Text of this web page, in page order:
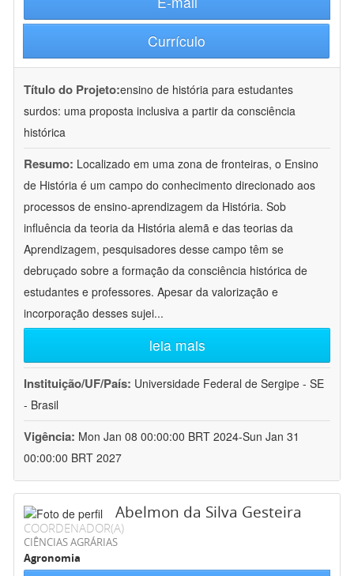
Currículo
Título do Projeto:ensino de história para estudantes
surdos: uma proposta inclusiva a partir da consciência
histórica
Resumo: Localizado em uma zona de fronteiras, o Ensino
de História é um campo do conhecimento direcionado aos
processos de ensino-aprendizagem da História. Sob
influência da teoria da História alemã e das teorias da
Aprendizagem, pesquisadores desse campo têm se
debruçado sobre a formação da consciência histórica de
estudantes e professores. Apesar da valorização e
incorporação desses sujei...
leia mais
Instituição/UF/País: Universidade Federal de Sergipe - SE
- Brasil
Vigência: Mon Jan 08 00:00:00 BRT 2024-Sun Jan 31
00:00:00 BRT 2027
Abelmon da Silva Gesteira
COORDENADOR(A)
CIÊNCIAS AGRÁRIAS
Agronomia